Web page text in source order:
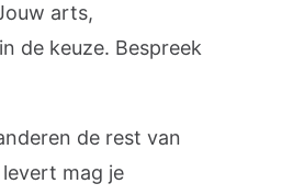
arts,
de keuze. Bespreek
de rest van
mag je